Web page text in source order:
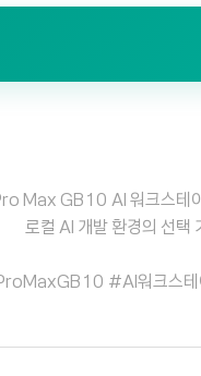
Max GB10 AI 워크스테
로컬 AI 개발 환경의 선택
#AI워크스